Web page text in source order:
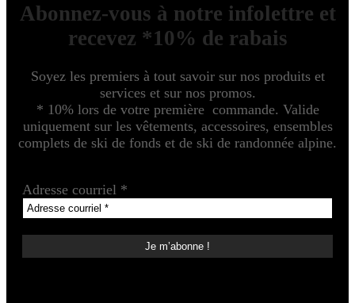
Abonnez-vous à notre infolettre et
recevez *10% de rabais
Soyez les premiers à tout savoir sur nos produits et
services et sur nos promos.
* 10% lors de votre première commande. Valide
uniquement sur les vêtements, accessoires, ensembles
complets de ski de fonds et de ski de randonnée alpine.
Adresse courriel *